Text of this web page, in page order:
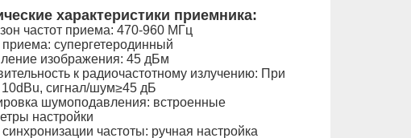
характеристики приемника:
частот приема: 470-960 МГц
супергетеродинный
изображения: 45 дБм
к радиочастотному излучению: При
сигнал/шум≥45 дБ
шумоподавления: встроенные
настройки
частоты: ручная настройка